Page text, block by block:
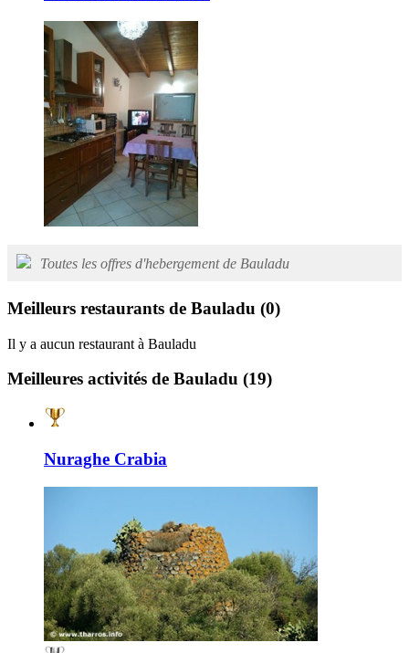
Toutes les offres d'hebergement de Bauladu
Meilleurs restaurants de Bauladu (0)
Il y a aucun restaurant à Bauladu
Meilleures activités de Bauladu (19)
Nuraghe Crabia